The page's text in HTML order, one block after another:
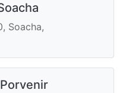
Soacha,